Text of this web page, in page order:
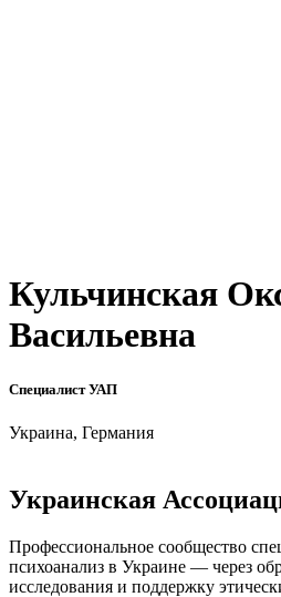
Кульчинская
Васильевна
Специалист УАП
Украина, Германия
Украинская
Профессиональное сообщество
психоанализ в Украине — через
исследования и поддержку